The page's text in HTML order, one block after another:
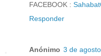
FACEBOOK :
Responder
Anónimo 3 de